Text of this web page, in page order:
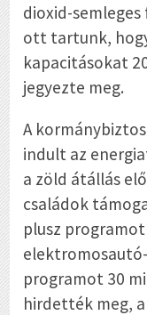
dioxid-
ott tartunk,
kapacitásokat
jegyezte meg.
A
indult az
a zöld átállás
családok
plusz
programot 30
hirdették meg,